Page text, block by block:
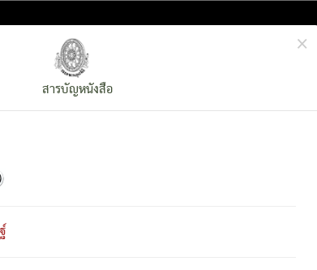
×
สารบัญหนังสือ
(ความเสียดแทง) นั้นโดยความเป็นตัวเป็นตน
ริง) โดยประการอื่นจากที่เขาสำคัญนั้น
(จากที่มันเป็นอยู่จริง) จึงได้เพลิดเพลินยิ่งนักในภพนั้น
วต่อสิ่งใดสิ่งนั้นเป็นทุกข์